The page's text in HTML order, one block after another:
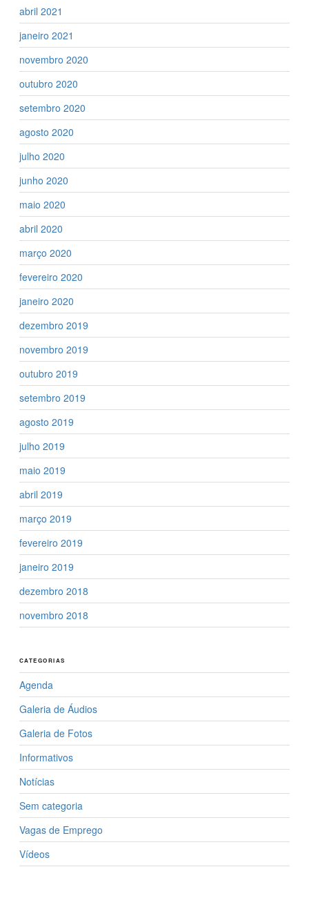
abril 2021
janeiro 2021
novembro 2020
outubro 2020
setembro 2020
agosto 2020
julho 2020
junho 2020
maio 2020
abril 2020
março 2020
fevereiro 2020
janeiro 2020
dezembro 2019
novembro 2019
outubro 2019
setembro 2019
agosto 2019
julho 2019
maio 2019
abril 2019
março 2019
fevereiro 2019
janeiro 2019
dezembro 2018
novembro 2018
CATEGORIAS
Agenda
Galeria de Áudios
Galeria de Fotos
Informativos
Notícias
Sem categoria
Vagas de Emprego
Vídeos